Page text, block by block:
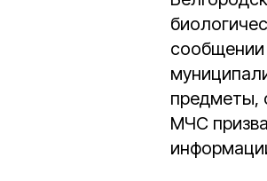
сообщении
предметы,
МЧС